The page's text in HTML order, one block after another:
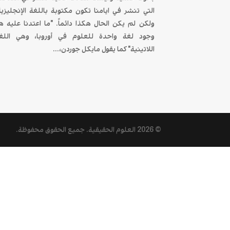
التي تنشر في ايامنا تكون مكتوبة باللغة
ولكن لم يكن الحال هكذا دائماً. "ما اعتدنا عليه
وجود لغة واحدة للعلوم في أوروبا، وهي
اللاتينية" كما يقول مايكل جوردن،...
© 2026 العلوم الحقيقية. جميع الحقوق محفوظة.